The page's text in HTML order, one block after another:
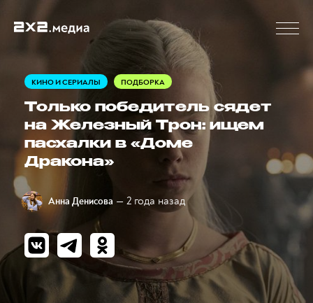
КИНО И СЕРИАЛЫ ПОДБОРКА
Только победитель сядет
на Железный Трон: ищем
пасхалки в «Доме
Дракона»
Анна Денисова — 2 года назад